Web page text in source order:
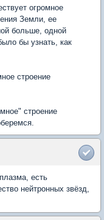
огромное
Земли, ее
больше, одной
бы узнать, как
строение
строение
есть
нейтронных звёзд,